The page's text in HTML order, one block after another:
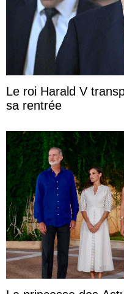
Le roi Harald V
sa rentrée